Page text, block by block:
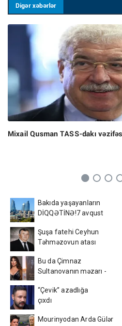
Digər xəbərlər
Mixail Qusman TASS-dakı
Bakıda yaşayanların
DİQQƏTİNƏ!7 avqust
etibarən...
Şuşa fatehi Ceyhun
Təhməzovun atası
Bu da Çimnaz
Sultanovanın məzarı -
“Çevik” azadlığa
çıxdı
Mourinyodan Arda Gülər